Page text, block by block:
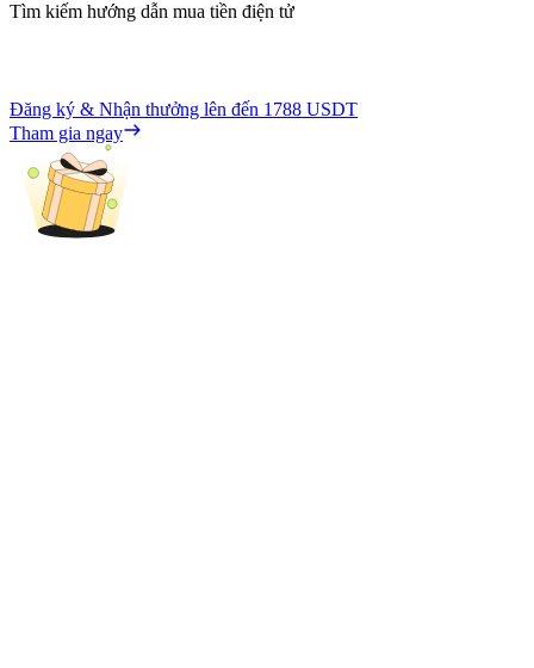
Tìm kiếm hướng dẫn mua tiền điện tử
Đăng ký & Nhận thưởng lên đến 1788 USDT
Tham gia ngay